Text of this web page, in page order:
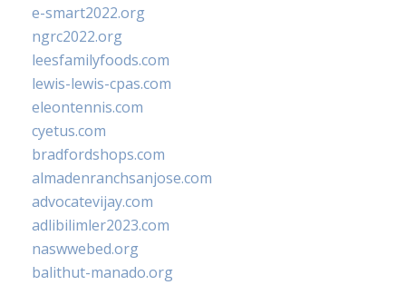
e-smart2022.org
ngrc2022.org
leesfamilyfoods.com
lewis-lewis-cpas.com
eleontennis.com
cyetus.com
bradfordshops.com
almadenranchsanjose.com
advocatevijay.com
adlibilimler2023.com
naswwebed.org
balithut-manado.org